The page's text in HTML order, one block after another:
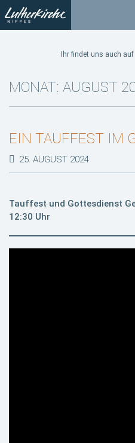
Ihr findet uns auch auf
MONAT: AUGUST
EIN TAUFFEST IM
25. AUGUST 2024
Tauffest und Gottesdienst
12:30 Uhr